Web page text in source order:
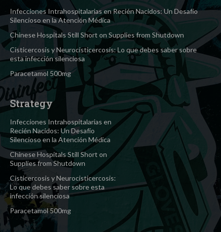
Infecciones Intrahospitalarias en Recién Nacidos: Un Desafío
Silencioso en la Atención Médica
Chinese Hospitals Still Short on Supplies from Shutdown
Cisticercosis y Neurocisticercosis: Lo que debes saber sobre
esta infección silenciosa
Paracetamol 500mg
Strategy
Infecciones Intrahospitalarias en
Recién Nacidos: Un Desafío
Silencioso en la Atención Médica
Chinese Hospitals Still Short on
Supplies from Shutdown
Cisticercosis y Neurocisticercosis:
Lo que debes saber sobre esta
infección silenciosa
Paracetamol 500mg